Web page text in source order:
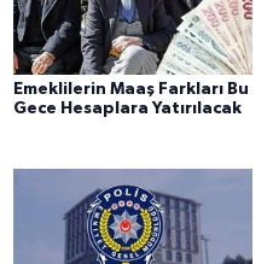
Emeklilerin Maaş Farkları Bu
Gece Hesaplara Yatırılacak